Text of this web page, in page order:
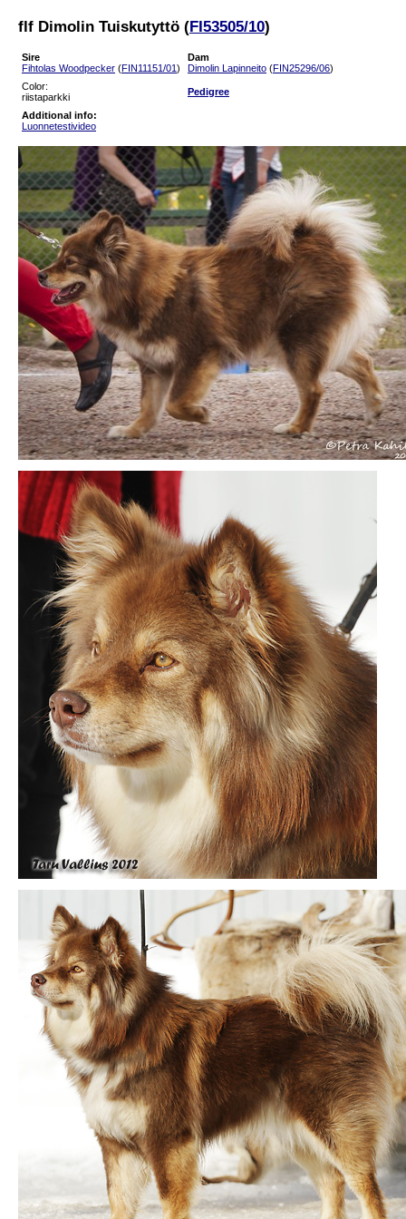
flf Dimolin Tuiskutyttö (FI53505/10)
Sire
Fihtolas Woodpecker (FIN11151/01)
Dam
Dimolin Lapinneito (FIN25296/06)
Color:
riistaparkki
Pedigree
Additional info:
Luonnetestivideo